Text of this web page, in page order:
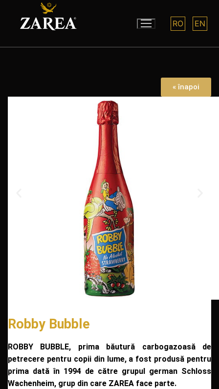
RO EN
« înapoi
Robby Bubble
ROBBY BUBBLE, prima băutură carbogazoasă de
petrecere pentru copii din lume, a fost produsă pentru
prima dată în 1994 de către grupul german Schloss
Wachenheim, grup din care ZAREA face parte.